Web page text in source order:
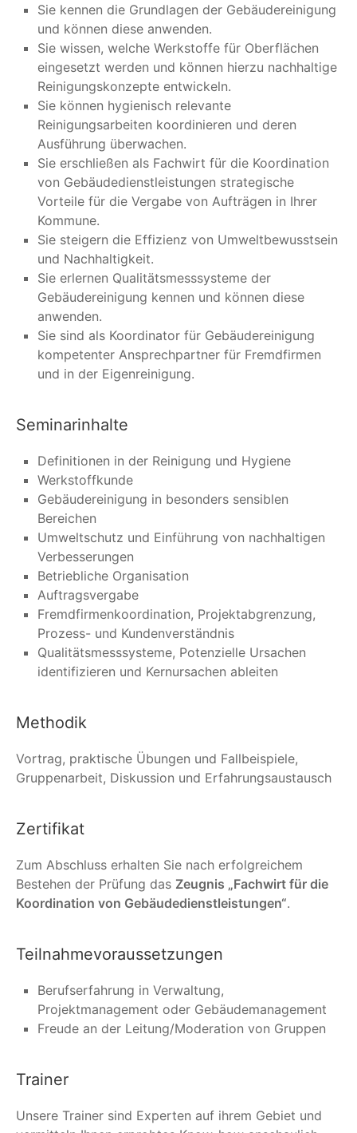
Sie kennen die Grundlagen der Gebäudereinigung
und können diese anwenden.
Sie wissen, welche Werkstoffe für Oberflächen
eingesetzt werden und können hierzu nachhaltige
Reinigungskonzepte entwickeln.
Sie können hygienisch relevante
Reinigungsarbeiten koordinieren und deren
Ausführung überwachen.
Sie erschließen als Fachwirt für die Koordination
von Gebäudedienstleistungen strategische
Vorteile für die Vergabe von Aufträgen in Ihrer
Kommune.
Sie steigern die Effizienz von Umweltbewusstsein
und Nachhaltigkeit.
Sie erlernen Qualitätsmesssysteme der
Gebäudereinigung kennen und können diese
anwenden.
Sie sind als Koordinator für Gebäudereinigung
kompetenter Ansprechpartner für Fremdfirmen
und in der Eigenreinigung.
Seminarinhalte
Definitionen in der Reinigung und Hygiene
Werkstoffkunde
Gebäudereinigung in besonders sensiblen
Bereichen
Umweltschutz und Einführung von nachhaltigen
Verbesserungen
Betriebliche Organisation
Auftragsvergabe
Fremdfirmenkoordination, Projektabgrenzung,
Prozess- und Kundenverständnis
Qualitätsmesssysteme, Potenzielle Ursachen
identifizieren und Kernursachen ableiten
Methodik
Vortrag, praktische Übungen und Fallbeispiele,
Gruppenarbeit, Diskussion und Erfahrungsaustausch
Zertifikat
Zum Abschluss erhalten Sie nach erfolgreichem
Bestehen der Prüfung das Zeugnis „Fachwirt für die
Koordination von Gebäudedienstleistungen“.
Teilnahmevoraussetzungen
Berufserfahrung in Verwaltung,
Projektmanagement oder Gebäudemanagement
Freude an der Leitung/Moderation von Gruppen
Trainer
Unsere Trainer sind Experten auf ihrem Gebiet und